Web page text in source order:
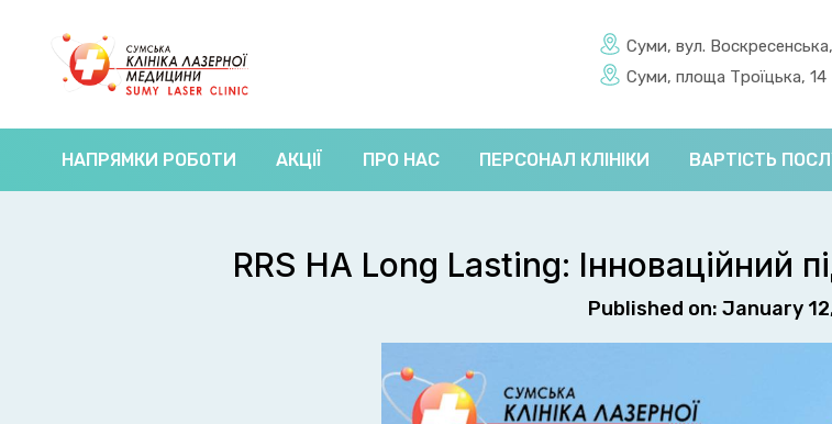
Суми, вул.
Суми, площа Троїцька, 14
НАПРЯМКИ РОБОТИ АКЦІЇ ПРО НАС ПЕРСОНАЛ КЛІНІКИ ВАРТІСТЬ
RRS HA Long Lasting: Інноваційний
Published on: January